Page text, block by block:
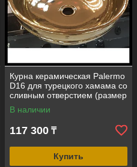
Курна керамическая Palermo
D16 для турецкого хамама со
сливным отверстием (размер
= 400 мм)
В наличии
117 300 ₸
Купить